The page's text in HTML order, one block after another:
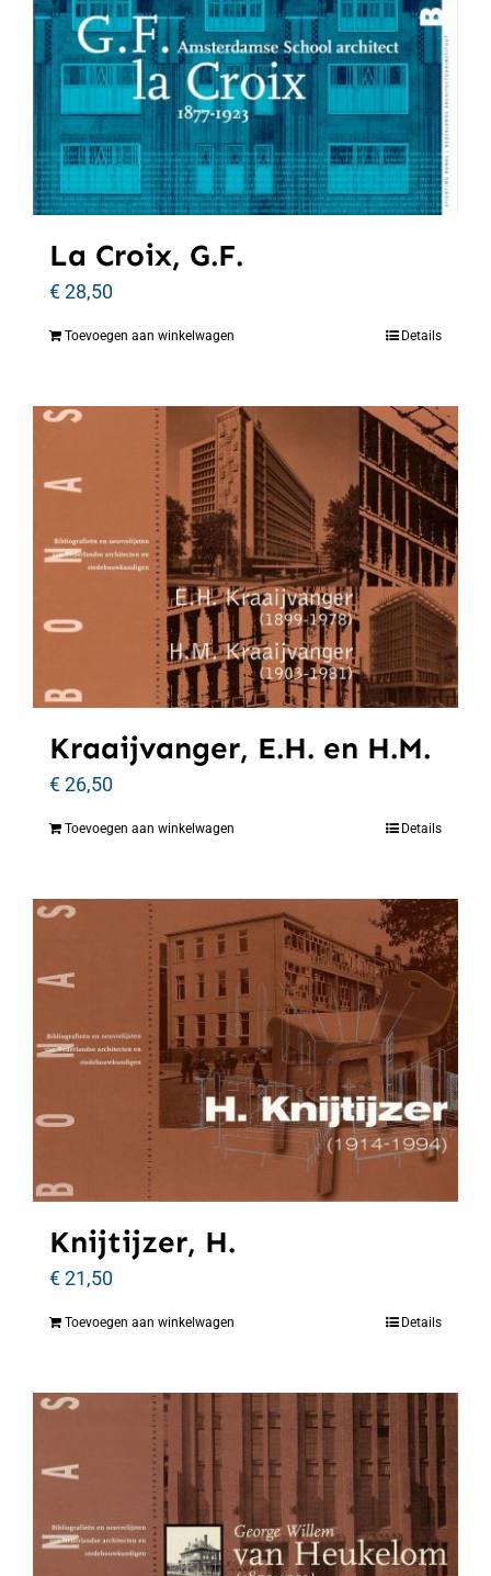
La Croix, G.F.
€28,50
Toevoegen aan winkelwagen Details
Kraaijvanger, E.H. en H.M.
€26,50
Toevoegen aan winkelwagen Details
Knijtijzer, H.
€21,50
Toevoegen aan winkelwagen Details